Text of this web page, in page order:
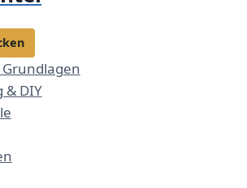
& DIY